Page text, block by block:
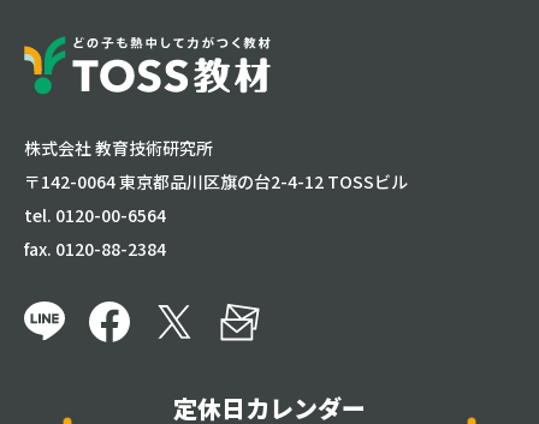
株式会社 教育技術研究所
〒142-0064 東京都品川区旗の台2-4-12 TOSSビル
tel. 0120-00-6564
fax. 0120-88-2384
定休日カレンダー